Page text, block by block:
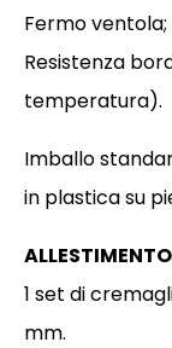
Fermo ventola;
Resistenza
temperatura).
Imballo
in plastica su
1 set di
mm.